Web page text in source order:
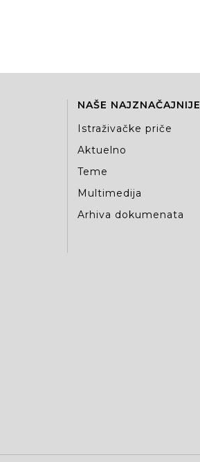
NAŠE NAJZNAČAJNIJE
Istraživačke priče
Aktuelno
Teme
Multimedija
Arhiva dokumenata